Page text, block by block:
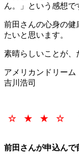
ん。」という感想で
前田さんの心身の健
たいと思います。
素晴らしいことが、
アメリカンドリーム
吉川浩司
☆ ★ ★ ☆ アメリ
前田さんが申込んで